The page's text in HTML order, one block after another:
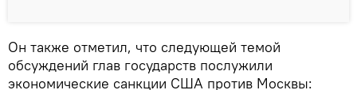
Он также отметил, что следующей темой
обсуждений глав государств послужили
экономические санкции США против Москвы: